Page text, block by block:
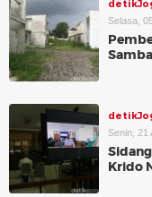
Selasa,
Senin, 21
Krido